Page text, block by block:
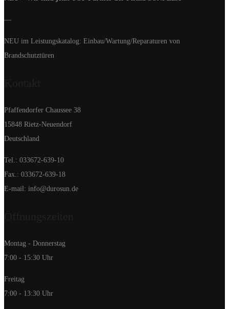
—
NEU im Leistungskatalog: Einbau/Wartung/Reparaturen von
Brandschutztüren
Pfaffendorfer Chaussee 38
15848 Rietz-Neuendorf
Deutschland
Tel.: 033672-639-10
Fax.: 033672-639-18
E-mail: info@durosun.de
Montag - Donnerstag
7:00 - 15:30 Uhr
Freitag
7:00 - 13:30 Uhr